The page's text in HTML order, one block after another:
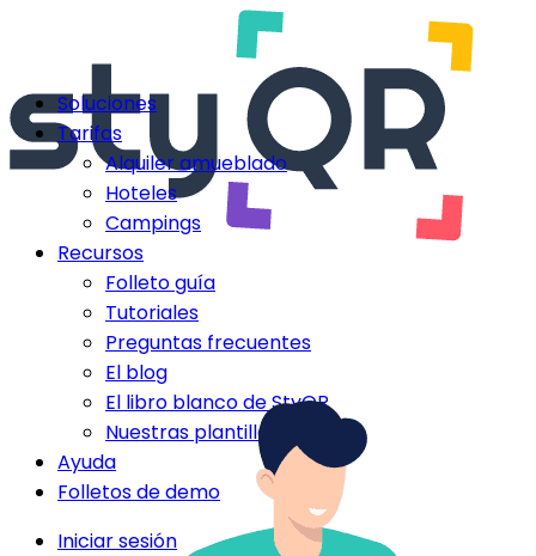
Soluciones
Tarifas
Alquiler amueblado
Hoteles
Campings
Recursos
Folleto guía
Tutoriales
Preguntas frecuentes
El blog
El libro blanco de StyQR
Nuestras plantillas StyQR
Ayuda
Folletos de demo
Iniciar sesión